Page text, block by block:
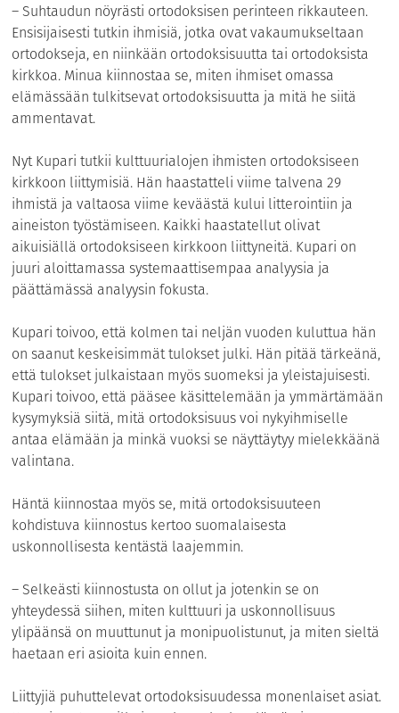
– Suhtaudun nöyrästi ortodoksisen perinteen rikkauteen.
Ensisijaisesti tutkin ihmisiä, jotka ovat vakaumukseltaan
ortodokseja, en niinkään ortodoksisuutta tai ortodoksista
kirkkoa. Minua kiinnostaa se, miten ihmiset omassa
elämässään tulkitsevat ortodoksisuutta ja mitä he siitä
ammentavat.
Nyt Kupari tutkii kulttuurialojen ihmisten ortodoksiseen
kirkkoon liittymisiä. Hän haastatteli viime talvena 29
ihmistä ja valtaosa viime keväästä kului litterointiin ja
aineiston työstämiseen. Kaikki haastatellut olivat
aikuisiällä ortodoksiseen kirkkoon liittyneitä. Kupari on
juuri aloittamassa systemaattisempaa analyysia ja
päättämässä analyysin fokusta.
Kupari toivoo, että kolmen tai neljän vuoden kuluttua hän
on saanut keskeisimmät tulokset julki. Hän pitää tärkeänä,
että tulokset julkaistaan myös suomeksi ja yleistajuisesti.
Kupari toivoo, että pääsee käsittelemään ja ymmärtämään
kysymyksiä siitä, mitä ortodoksisuus voi nykyihmiselle
antaa elämään ja minkä vuoksi se näyttäytyy mielekkäänä
valintana.
Häntä kiinnostaa myös se, mitä ortodoksisuuteen
kohdistuva kiinnostus kertoo suomalaisesta
uskonnollisesta kentästä laajemmin.
– Selkeästi kiinnostusta on ollut ja jotenkin se on
yhteydessä siihen, miten kulttuuri ja uskonnollisuus
ylipäänsä on muuttunut ja monipuolistunut, ja miten sieltä
haetaan eri asioita kuin ennen.
Liittyjiä puhuttelevat ortodoksisuudessa monenlaiset asiat.